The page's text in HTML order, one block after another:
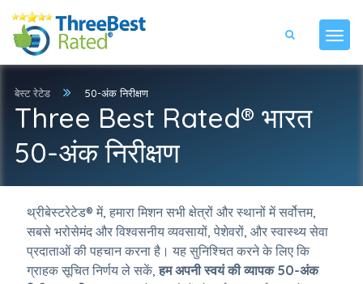
बेस्ट रेटेड 50-अंक निरीक्षण
Three Best Rated® भारत
50-अंक निरीक्षण
थ्रीबेस्टरेटेड® में, हमारा मिशन सभी क्षेत्रों और स्थानों में सर्वोत्तम,
सबसे भरोसेमंद और विश्वसनीय व्यवसायों, पेशेवरों, और स्वास्थ्य सेवा
प्रदाताओं की पहचान करना है। यह सुनिश्चित करने के लिए कि
ग्राहक सूचित निर्णय ले सकें,हम अपनी स्वयं की व्यापक 50-अंक